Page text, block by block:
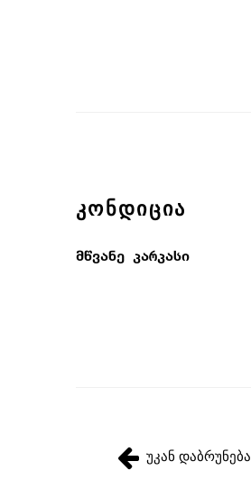
ᲙᲝᲜᲓᲘᲪᲘᲐ
მწვანე კარკასი
უკან დაბრუნება